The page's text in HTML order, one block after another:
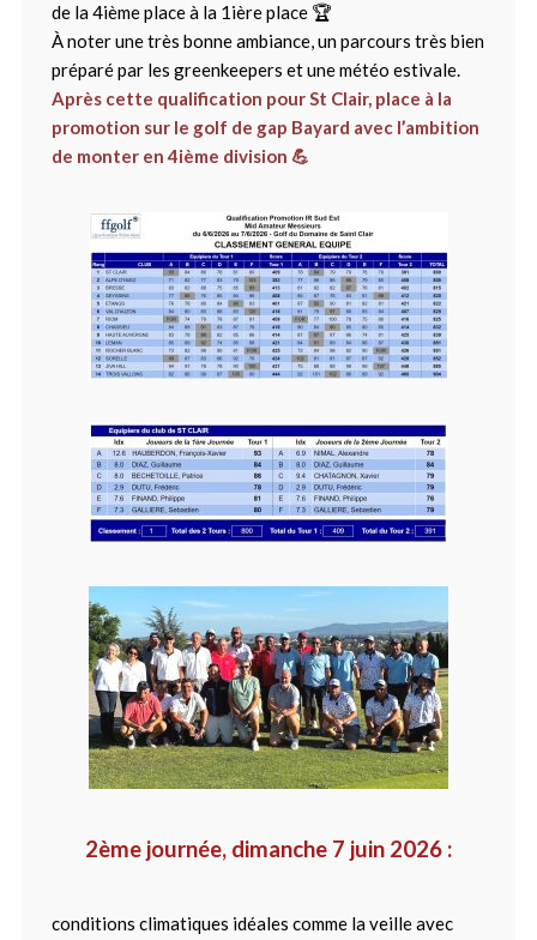
de la 4ième place à la 1ière place 🏆
À noter une très bonne ambiance, un parcours très bien
préparé par les greenkeepers et une météo estivale.
Après cette qualification pour St Clair, place à la
promotion sur le golf de gap Bayard avec l’ambition
de monter en 4ième division 💪
2ème journée, dimanche 7 juin 2026 :
conditions climatiques idéales comme la veille avec